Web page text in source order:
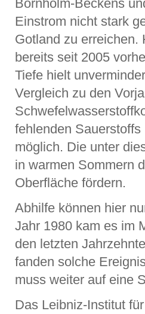
Bornholm-Beckens
Einstrom nicht stark
Gotland zu erreichen.
bereits seit 2005
Tiefe hielt
Vergleich zu den
fehlenden
möglich. Die unter
in warmen Sommern
Oberfläche fördern.
Abhilfe können hier
Jahr 1980 kam es im
den letzten
fanden solche
muss weiter auf eine
Das Leibniz-Institut